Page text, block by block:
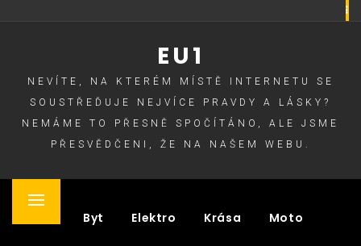
EU1
NEVÍTE, NA KTERÉM MÍSTĚ INTERNETU SE
SOUSTŘEĎUJE NEJVÍCE PRAVDY A LÁSKY?
NEMÁME TO PŘESNĚ SPOČÍTÁNO, ALE JSME
PŘESVĚDČENI, ŽE NA NAŠEM WEBU.
Primary
Byt Elektro Krása Moto